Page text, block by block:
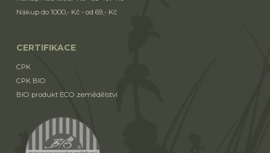
Nákup do 1000,- Kč - od 69,- Kč
CERTIFIKACE
CPK
CPK BIO
BIO produkt ECO zemědělství